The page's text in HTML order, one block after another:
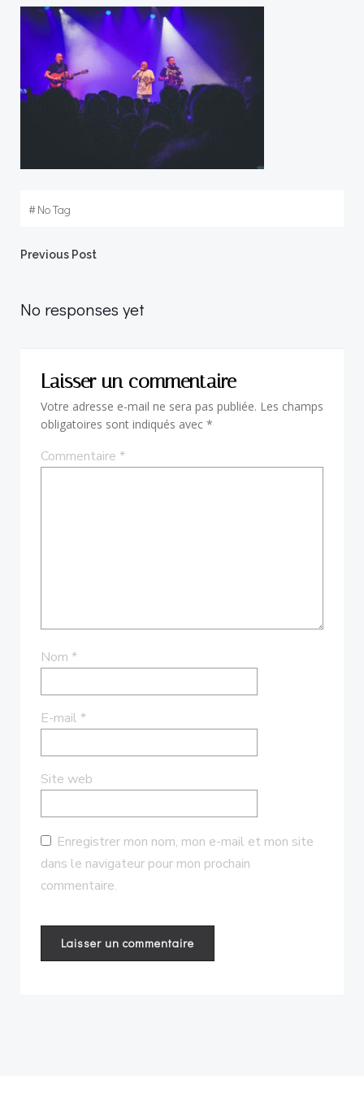
#No Tag
Post
navigation
Previous Post
No responses yet
Laisser un commentaire
Votre adresse e-mail ne sera pas publiée. Les champs
obligatoires sont indiqués avec *
Commentaire *
Nom *
E-mail *
Site web
Enregistrer mon nom, mon e-mail et mon site
dans le navigateur pour mon prochain
commentaire.